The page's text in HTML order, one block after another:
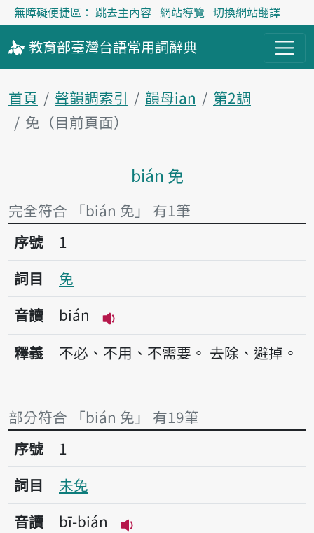
無障礙便捷區： 跳去主內容 網站導覽 切換網站翻譯
教育部臺灣台語常用詞辭典
首頁 聲韻調索引 韻母ian
第2調
免（目前頁面）
主內容區塊
bián 免
完全符合 「bián 免」 有1筆
序號1免
序號
1
詞目
免
音讀
bián
播放音讀bián
釋義 不必、不用、不需要。 去除、避掉。
部分符合 「bián 免」 有19筆
序號1未免
序號
1
詞目
未免
音讀
bī-bián